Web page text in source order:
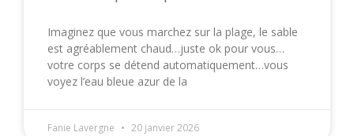
Imaginez que vous marchez sur la plage, le sable
est agréablement chaud…juste ok pour vous…
votre corps se détend automatiquement…vous
voyez l’eau bleue azur de la
Fanie Lavergne 20 janvier 2026